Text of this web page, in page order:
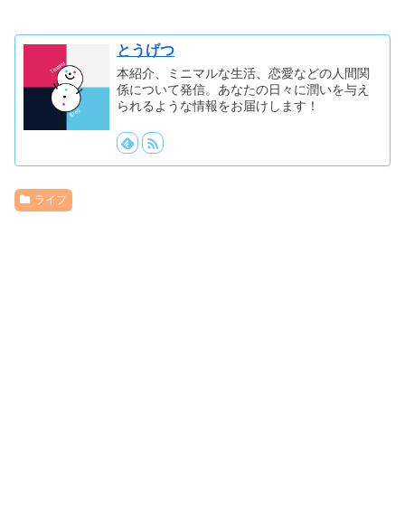
とうげつ
本紹介、ミニマルな生活、恋愛などの人間関
係について発信。あなたの日々に潤いを与え
られるような情報をお届けします！
ライフ